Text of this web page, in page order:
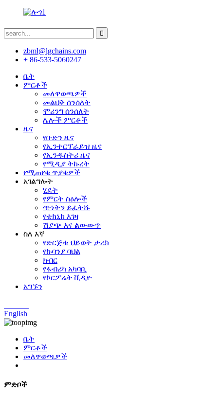
zbml@lgchains.com
+ 86-533-5060247
ቤት
ምርቶች
መለዋወጫዎች
መልህቅ ሰንሰለት
ሞሪንግ ሰንሰለት
ሌሎች ምርቶች
ዜና
የቡድን ዜና
የኢንተርፕራይዝ ዜና
የኢንዱስትሪ ዜና
የሚዲያ ትኩረት
የሚጠየቁ ጥያቄዎች
አገልግሎት
ሂደት
የምርት ስዕሎች
ጭነትን ይፈትሹ
የቴክኒክ እገዛ
ሽያጭ እና ልውውጥ
ስለ እኛ
የድርጅቱ ህይወት ታሪክ
የኩባንያ ባህል
ክብር
የፋብሪካ አካባቢ
የኮርፖሬት ቪዲዮ
አግኙን
English
ቤት
ምርቶች
መለዋወጫዎች
ምድቦች